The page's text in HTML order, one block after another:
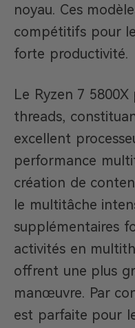
noyau. Ces
compétitifs pour
forte productivité.
Le Ryzen 7
threads,
excellent
performance
création de
le multitâche
supplémentaires
activités en
offrent une plus
manœuvre. Par
est parfaite pour